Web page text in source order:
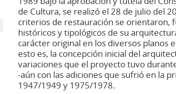
de Cultura, se realizó el 28 de julio del
criterios de restauración se orientaron,
históricos y tipológicos de su
carácter original en los diversos planos
esto es, la concepción inicial del
variaciones que el proyecto tuvo
-aún con las adiciones que sufrió en la
1947/1949 y 1975/1978.